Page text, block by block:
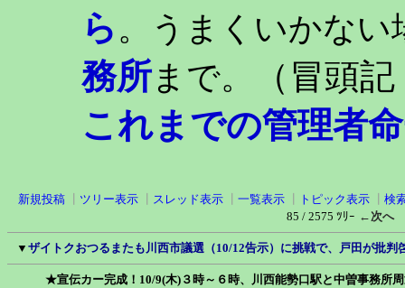
ら。うまくいかない
務所まで。 （冒
これまでの管理者
新規投稿 ツリー表示 スレッド表示 一覧表示 トピック表示
検
85 / 2575 ﾂﾘｰ ←次へ
▼ ザイトクおつるまたも川西市議選（10/12告示）に挑戦で、戸田が批判
★宣伝カー完成！10/9(木)３時～６時、川西能勢口駅と中曽事務所